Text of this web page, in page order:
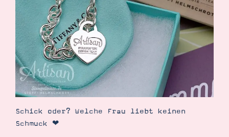
Schick oder? Welche Frau liebt keinen
Schmuck ❤︎